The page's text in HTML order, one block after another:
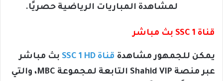
لمشاهدة المباريات الرياضية حصريًا.
قناة SSC 1 بث مباشر
يمكن للجمهور مشاهدة قناة SSC 1 HD
بث مباشر
عبر منصة Shahid VIP التابعة لمجموعة MBC، والتي